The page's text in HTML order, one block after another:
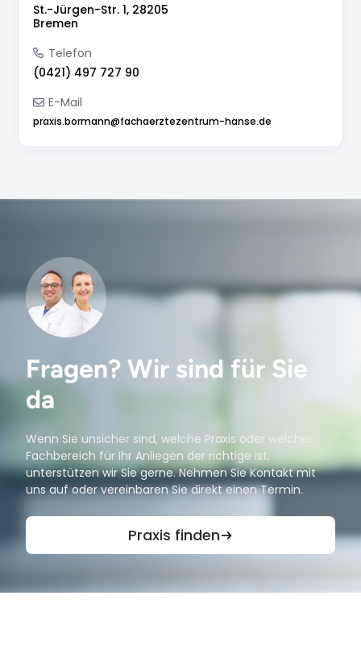
St.-Jürgen-Str. 1, 28205
Bremen
Telefon
(0421) 497 727 90
E-Mail
praxis.bormann@fachaerztezentrum-hanse.de
Fragen? Wir sind für Sie
da
Wenn Sie unsicher sind, welche Praxis oder welcher
Fachbereich für Ihr Anliegen der richtige ist,
unterstützen wir Sie gerne. Nehmen Sie Kontakt mit
uns auf oder vereinbaren Sie direkt einen Termin.
Praxis finden